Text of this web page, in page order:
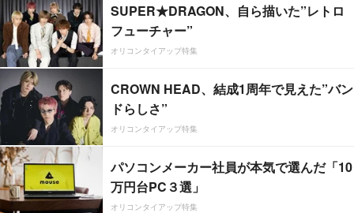
SUPER★DRAGON、自ら描いた”レトロ
フューチャー”
オリコンタイアップ特集
CROWN HEAD、結成1周年で見えた”バン
ドらしさ”
オリコンタイアップ特集
パソコンメーカー社員が本気で選んだ「10
万円台PC３選」
オリコンタイアップ特集